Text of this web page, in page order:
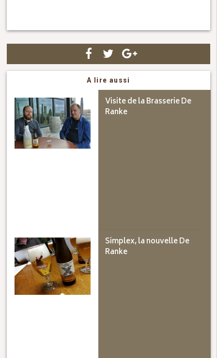
A lire aussi
Visite de la Brasserie De
Ranke
Simplex, la nouvelle De
Ranke